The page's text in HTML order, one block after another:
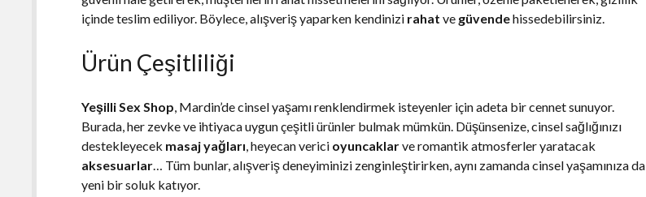
içinde teslim ediliyor. Böylece, alışveriş yaparken kendinizi rahat ve güvendehissedebilirsiniz.
Ürün Çeşitliliği
Yeşilli Sex Shop, Mardin’de cinsel yaşamı renklendirmek isteyenler için adeta bir cennet sunuyor.
Burada, her zevke ve ihtiyaca uygun çeşitli ürünler bulmak mümkün. Düşünsenize, cinsel sağlığınızı
destekleyecek masaj yağları, heyecan verici oyuncaklarve romantik atmosferler yaratacak
aksesuarlar… Tüm bunlar, alışveriş deneyiminizi zenginleştirirken, aynı zamanda cinsel yaşamınıza da
yeni bir soluk katıyor.